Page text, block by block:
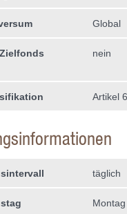
Global
nein
Artikel 6
täglich